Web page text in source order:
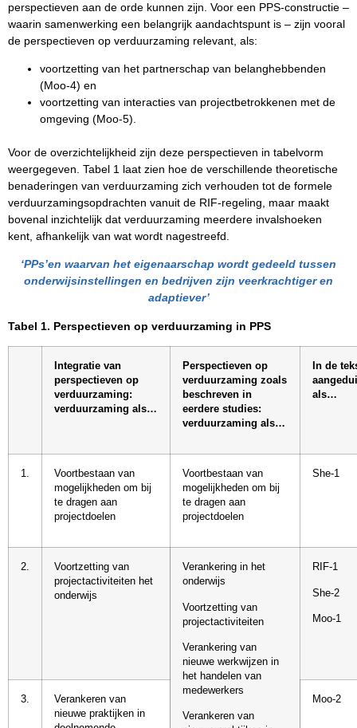
perspectieven aan de orde kunnen zijn. Voor een PPS-constructie –
waarin samenwerking een belangrijk aandachtspunt is – zijn vooral
de perspectieven op verduurzaming relevant, als:
voortzetting van het partnerschap van belanghebbenden
(Moo-4) en
voortzetting van interacties van projectbetrokkenen met de
omgeving (Moo-5).
Voor de overzichtelijkheid zijn deze perspectieven in tabelvorm
weergegeven. Tabel 1 laat zien hoe de verschillende theoretische
benaderingen van verduurzaming zich verhouden tot de formele
verduurzamingsopdrachten vanuit de RIF-regeling, maar maakt
bovenal inzichtelijk dat verduurzaming meerdere invalshoeken
kent, afhankelijk van wat wordt nagestreefd.
‘PPs’en waarvan het eigenaarschap wordt gedeeld tussen
onderwijsinstellingen en bedrijven zijn veerkrachtiger en
adaptiever’
Tabel 1. Perspectieven op verduurzaming in PPS
Integratie van
perspectieven op
verduurzaming:
verduurzaming als…
Perspectieven op
verduurzaming zoals
beschreven in
eerdere studies:
verduurzaming als…
In de
als…
1.
Voortbestaan van
mogelijkheden om bij
te dragen aan
projectdoelen
Voortbestaan van
mogelijkheden om bij
te dragen aan
projectdoelen
She-1
2.
Voortzetting van
projectactiviteiten het
onderwijs
Verankering in het
onderwijs
Voortzetting van
projectactiviteiten
Verankering van
nieuwe werkwijzen in
het handelen van
medewerkers
Verankeren van
RIF-1
She-2
Moo-1
3.
Verankeren van
nieuwe praktijken in
Moo-2